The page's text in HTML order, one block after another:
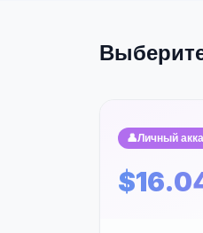
👤Личный